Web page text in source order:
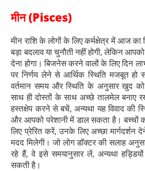
मीन (Pisces)
मीन राशि के लोगों के लिए कर्मक्षेत्र में आज का
बड़ा बदलाव या चुनौती नहीं होगी, लेकिन
देना होगा। बिजनेस करने वालों के लिए दिन
पर निर्णय लेने से आर्थिक स्थिति मजबूत हो
वर्तमान समय और स्थिति के अनुसार खुद
साथ ही दोस्तों के साथ अच्छे तालमेल बनाए
हस्तक्षेप करने से बचें, अन्यथा यह विवाद की
और आपको परेशानी में डाल सकता है। बच्चों
लिए प्रेरित करें, उनके लिए अच्छा
मदद मिलेगी। जो लोग डॉक्टर की सलाह
रहे हैं, वे इसे समयानुसार लें, अन्यथा
सकती है।